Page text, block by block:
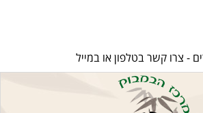
- צרו קשר בטלפון או במייל